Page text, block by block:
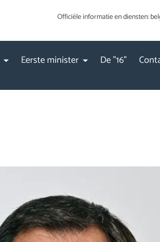
Officiële informatie en diensten:
Eerste minister De "16"